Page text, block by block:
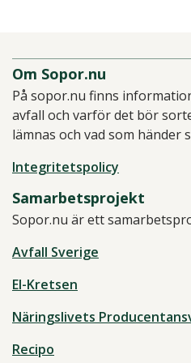
Om Sopor.nu
På sopor.nu finns
avfall och varför det bör
lämnas och vad som händer
Integritetspolicy
Samarbetsprojekt
Sopor.nu är ett
Avfall Sverige
El-Kretsen
Näringslivets
Recipo